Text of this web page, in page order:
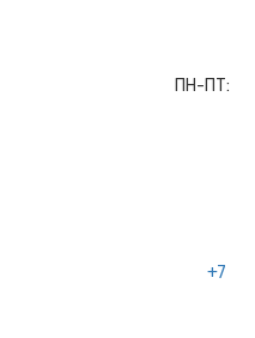
ПН-ПТ:
+7